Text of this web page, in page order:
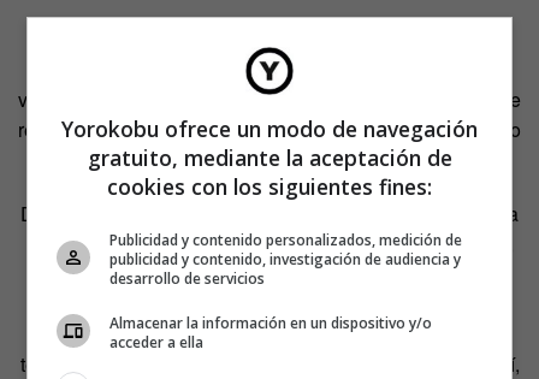
Alfred López cuenta que la expresión
viene de una imagen agrícola: subir y bajar la piel del pene
recuerda al movimiento que hacían los agricultores cuando
intentaban separar la semilla del tallo (la paja).
De la expresión
cuenta
que viene de la postura de los musulmanes cuando oran,
con el culo en pompa, mirando a la Meca. El modismo
posición sexual conocida como postura del perro (coito a
tergo) pero en vez de llegar hasta La Meca, se queda aquí,
Yorokobu ofrece un modo de navegación
gratuito, mediante la aceptación de
cookies con los siguientes fines:
Publicidad y contenido personalizados, medición de
publicidad y contenido, investigación de audiencia y
desarrollo de servicios
Almacenar la información en un dispositivo y/o
acceder a ella